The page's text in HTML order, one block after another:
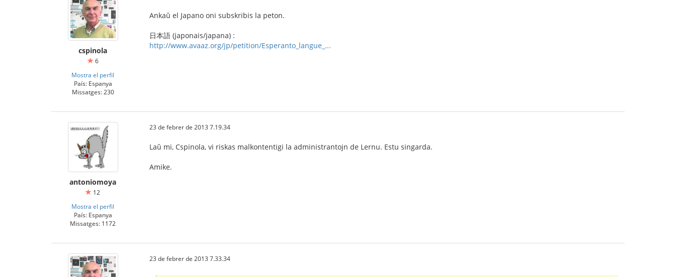
cspinola
6
Mostra el perfil
País: Espanya
Missatges: 230
Ankaŭ el Japano oni subskribis la peton.
日本語 (japonais/japana) :
http://www.avaaz.org/jp/petition/Esperanto_langue_...
antoniomoya
12
Mostra el perfil
País: Espanya
Missatges: 1172
23 de febrer de 2013 7.19.34
Laŭ mi, Cspinola, vi riskas malkontentigi la administrantojn de Lernu. Estu singarda.
Amike.
23 de febrer de 2013 7.33.34